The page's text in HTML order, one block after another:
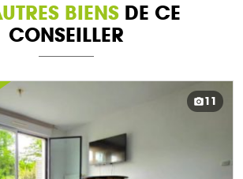
BIENSDE CE
CONSEILLER
11